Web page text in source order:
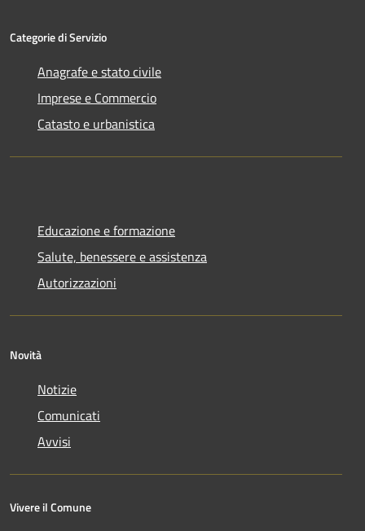
Categorie di Servizio
Anagrafe e stato civile
Imprese e Commercio
Catasto e urbanistica
Educazione e formazione
Salute, benessere e assistenza
Autorizzazioni
Novità
Notizie
Comunicati
Avvisi
Vivere il Comune